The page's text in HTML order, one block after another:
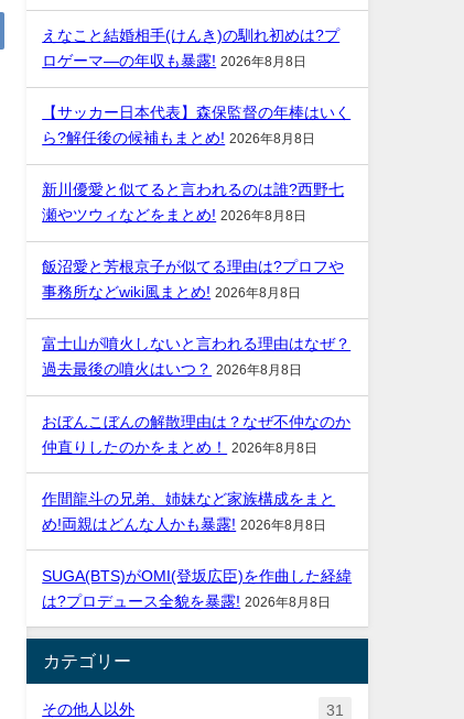
えなこと結婚相手(けんき)の馴れ初めは?プ
ロゲーマ―の年収も暴露! 2026年8月8日
【サッカー日本代表】森保監督の年棒はいく
ら?解任後の候補もまとめ! 2026年8月8日
新川優愛と似てると言われるのは誰?西野七
瀬やツウィなどをまとめ! 2026年8月8日
飯沼愛と芳根京子が似てる理由は?プロフや
事務所などwiki風まとめ! 2026年8月8日
富士山が噴火しないと言われる理由はなぜ？
過去最後の噴火はいつ？ 2026年8月8日
おぼんこぼんの解散理由は？なぜ不仲なのか
仲直りしたのかをまとめ！
2026年8月8日
作間龍斗の兄弟、姉妹など家族構成をまと
め!両親はどんな人かも暴露! 2026年8月8日
SUGA(BTS)がOMI(登坂広臣)を作曲した経緯
は?プロデュース全貌を暴露! 2026年8月8日
カテゴリー
その他人以外 31